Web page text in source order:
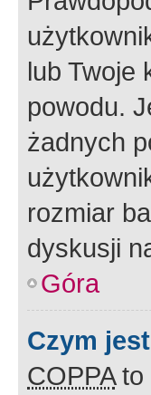
lub Twoje
powodu.
żadnych
rozmiar
dyskusji
Góra
Czym
COPPAto